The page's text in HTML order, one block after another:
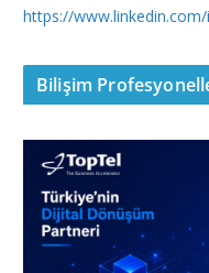
https://
Bilişim